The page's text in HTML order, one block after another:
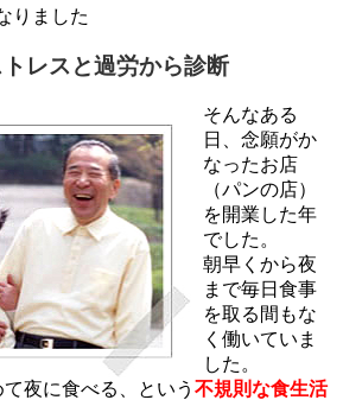
りました
レスと過労から診断
そんなある
日、念願がか
なったお店
（パンの店）
を開業した年
でした。
朝早くから夜
まで毎日食事
を取る間もな
く働いていま
した。
夜に食べる、という 不規則な食生活